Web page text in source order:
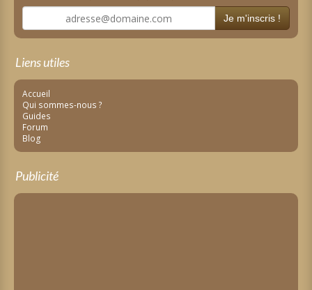
Je m'inscris !
Liens utiles
Accueil
Qui sommes-nous ?
Guides
Forum
Blog
Publicité